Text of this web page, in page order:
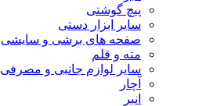
پیچ گوشتی
سایر ابزار دستی
صفحه های برشی و سایشی
مته و قلم
سایر لوازم جانبی و مصرفی
آچار
انبر